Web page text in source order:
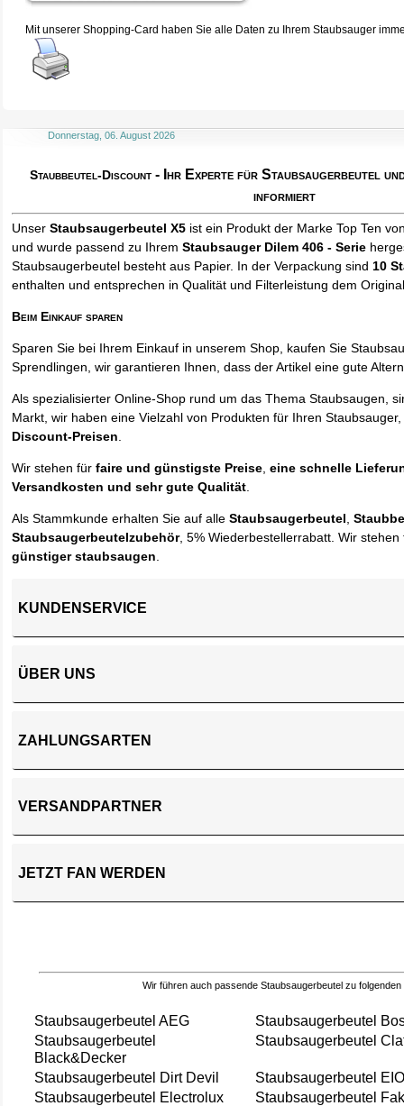
Mit unserer Shopping-Card haben Sie alle Daten zu Ihrem Staubsauger
Donnerstag, 06. August 2026
Staubbeutel-Discount - Ihr Experte für Staubsaugerbeutel
informiert
UnserStaubsaugerbeutel X5 ist ein Produkt der Marke Top Ten
und wurde passend zu IhremStaubsauger Dilem 406 - Serie
Staubsaugerbeutel besteht aus Papier. In der Verpackung sind10
enthalten und entsprechen in Qualität und Filterleistung dem
Beim Einkauf sparen
Sparen Sie bei Ihrem Einkauf in unserem Shop, kaufen Sie
Sprendlingen, wir garantieren Ihnen, dass der Artikel eine gute
Als spezialisierter Online-Shop rund um das Thema Staubsaugen,
Markt, wir haben eine Vielzahl von Produkten für Ihren
Discount-Preisen.
Wir stehen fürfaire und günstigste Preise,eine schnelle
Versandkosten und sehr gute Qualität.
Als Stammkunde erhalten Sie auf alleStaubsaugerbeutel,
Staubsaugerbeutelzubehör, 5% Wiederbestellerrabatt. Wir
günstiger staubsaugen.
KUNDENSERVICE
ÜBER UNS
ZAHLUNGSARTEN
VERSANDPARTNER
JETZT FAN WERDEN
Wir führen auch passende Staubsaugerbeutel zu folgenden
Staubsaugerbeutel AEG
Staubsaugerbeutel
Staubsaugerbeutel
Black&Decker
Staubsaugerbeutel
Staubsaugerbeutel Dirt Devil
Staubsaugerbeutel
Staubsaugerbeutel Electrolux
Staubsaugerbeutel